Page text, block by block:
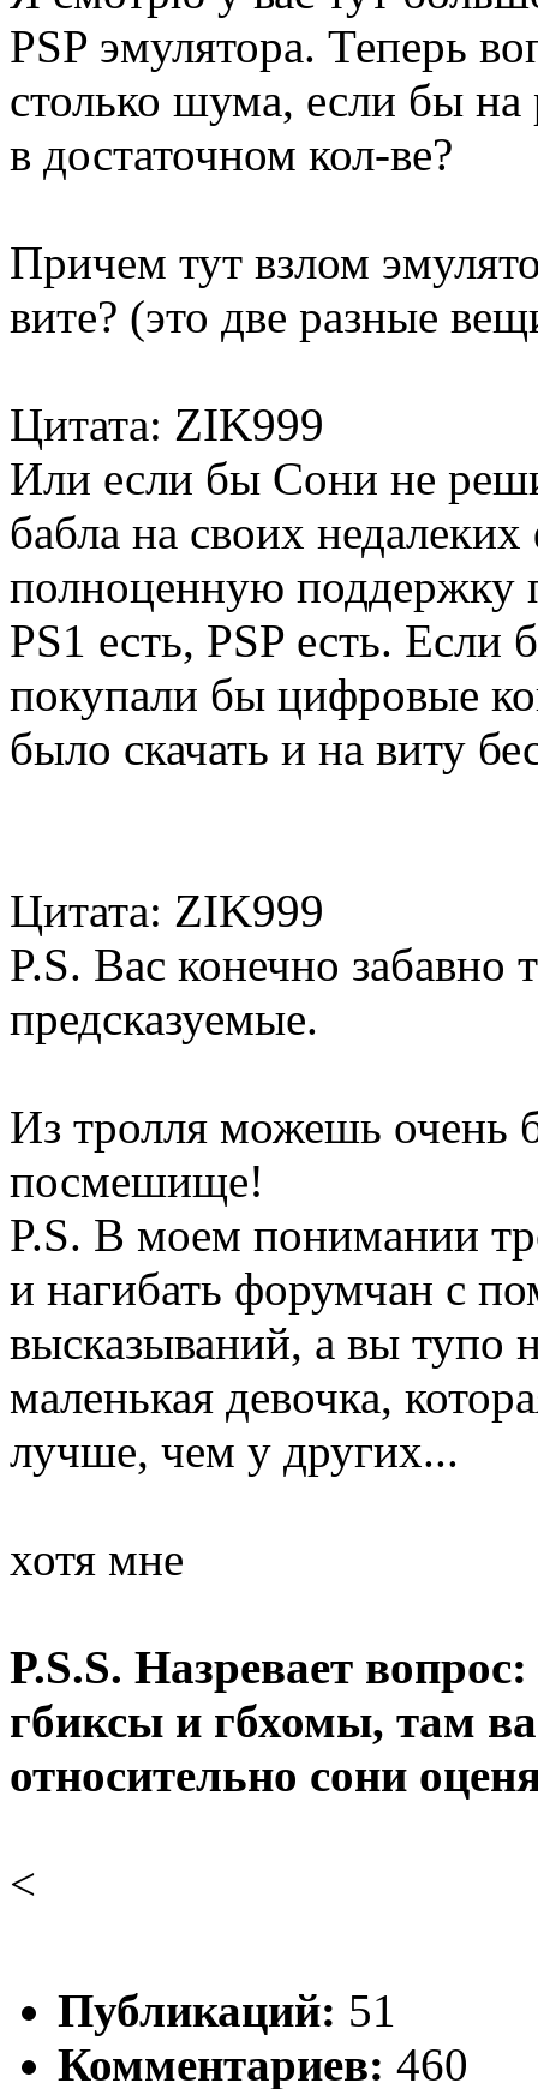
PSP эмулятора. Теперь
столько шума, если бы
в достаточном кол-ве?
Причем тут взлом
вите? (это две разные
Цитата: ZIK999
Или если бы Сони не
бабла на своих
полноценную поддержку
PS1 есть, PSP есть. Если
покупали бы цифровые
было скачать и на виту
Цитата: ZIK999
P.S. Вас конечно
предсказуемые.
Из тролля можешь очень
посмешище!
P.S. В моем понимании
и нагибать форумчан с
высказываний, а вы тупо
маленькая девочка,
лучше, чем у других...
хотя мне
P.S.S. Назревает
гбиксы и гбхомы, там
относительно сони
<
Публикаций: 51
Комментариев: 460